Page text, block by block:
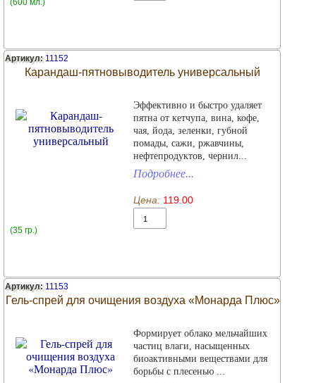
(600 мл.)
Артикул: 11152
Карандаш-пятновыводитель универсальный
(35 гр.)
Эффективно и быстро удаляет
пятна от кетчупа, вина, кофе,
чая, йода, зеленки, губной
помады, сажи, ржавчины,
нефтепродуктов, чернил...
Подробнее...
Цена: 119.00
Артикул: 11153
Гель-спрей для очищения воздуха «Монарда Плюс»
Формирует облако мельчайших
частиц влаги, насыщенных
биоактивными веществами для
борьбы с плесенью ...